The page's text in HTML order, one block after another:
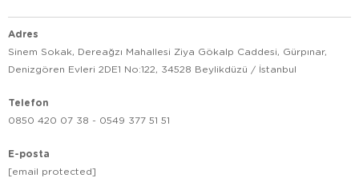
Adres
Sinem Sokak, Dereağzı Mahallesi Ziya Gökalp Caddesi, Gürpınar,
Denizgören Evleri 2DE1 No:122, 34528 Beylikdüzü / İstanbul
Telefon
0850 420 07 38 - 0549 377 51 51
E-posta
[email protected]